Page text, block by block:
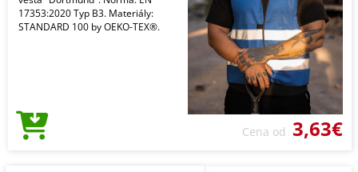
17353:2020 Typ B3. Materiály:
STANDARD 100 by OEKO-TEX®.
Cena od 3,63€